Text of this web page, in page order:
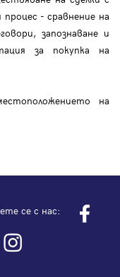
- сравнение на
запознаване и
за покупка на
на
се с нас: